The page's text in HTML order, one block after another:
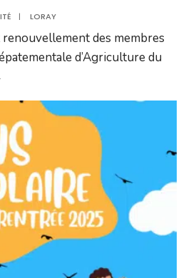
| LORAY
des membres
d’Agriculture du
membres
de
la
Chambre
Interdépatementale
d’Agriculture
du
Doubs
–